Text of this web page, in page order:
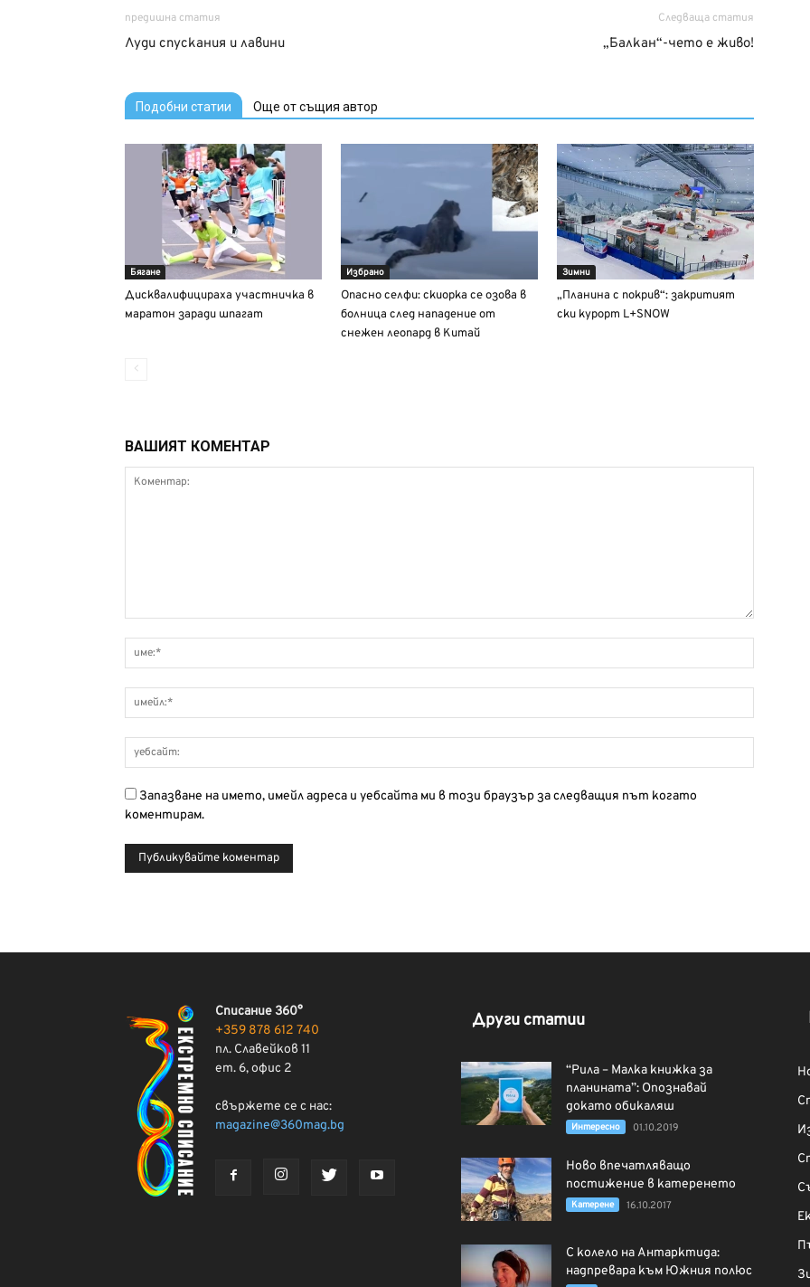
предишна статия
Луди спускания и лавини
Следваща статия
„Балкан“-чето е живо!
Подобни статии Още от същия автор
Бягане
Дисквалифицираха участничка в
маратон заради шпагат
Избрано
Опасно селфи: скиорка се озова в
болница след нападение от
снежен леопард в Китай
Зимни
„Планина с покрив“: закритият
ски курорт L+SNOW
ВАШИЯТ КОМЕНТАР
Запазване на името, имейл адреса и уебсайта ми в този браузър за следващия път когато
коментирам.
Списание 360°
+359 878 612 740
пл. Славейков 11
ет. 6, офис 2
свържете се с нас:
magazine@360mag.bg
Други статии
“Рила – Малка книжка за
планината”: Опознавай
докато обикаляш
Интерeсно 01.10.2019
Ново впечатляващо
постижение в катеренето
Катерене 16.10.2017
С колело на Антарктида:
надпревара към Южния полюс